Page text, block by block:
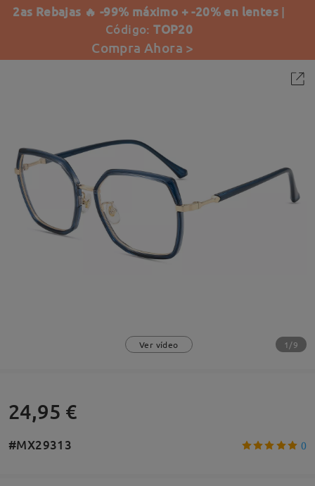
2as Rebajas 🔥 -99% máximo + -20% en lentes |
Código:TOP20
Compra Ahora >
Ver vídeo 1/9
24,95 €
#MX29313 0